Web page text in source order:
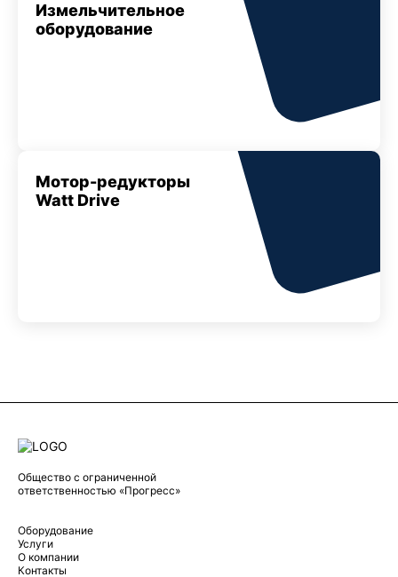
Измельчительное
оборудование
Мотор-редукторы
Watt Drive
Общество с ограниченной
ответственностью «Прогресс»
Оборудование
Услуги
О компании
Контакты